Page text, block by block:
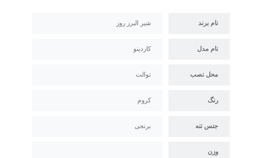
نام برند شیر البرز روز
نام مدل کاردینو
محل نصب توالت
رنگ کروم
جنس تنه برنجی
وزن